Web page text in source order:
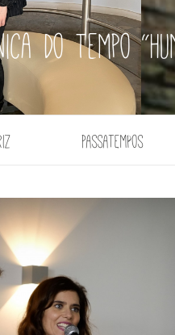
do tempo
Passatempos